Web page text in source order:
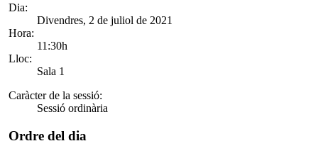
Dia:
Divendres, 2 de juliol de 2021
Hora:
11:30h
Lloc:
Sala 1
Caràcter de la sessió:
Sessió ordinària
Ordre del dia